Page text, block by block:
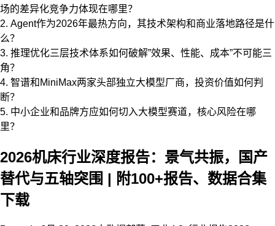
场的差异化竞争力体现在哪里？
2. Agent作为2026年最热方向，其技术架构和商业落地路径是什
么？
3. 推理优化三层技术体系如何破解”效果、性能、成本”不可能三
角？
4. 智谱和MiniMax两家头部独立大模型厂商，投资价值如何判
断？
5. 中小企业和品牌方应如何切入大模型赛道，核心风险在哪
里？
2026机床行业深度报告：景气共振，国产
替代与五轴突围 | 附100+报告、数据合集
下载